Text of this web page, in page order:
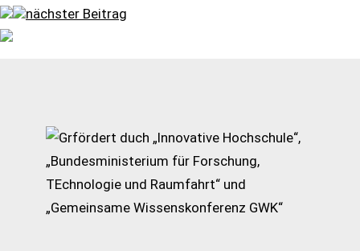
nächster Beitrag